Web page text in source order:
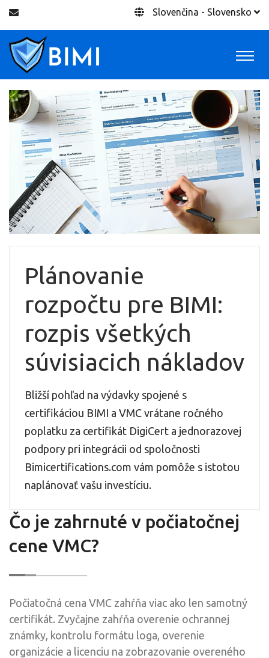
Slovenčina - Slovensko
Plánovanie
rozpočtu pre BIMI:
rozpis všetkých
súvisiacich nákladov
Bližší pohľad na výdavky spojené s
certifikáciou BIMI a VMC vrátane ročného
poplatku za certifikát DigiCert a jednorazovej
podpory pri integrácii od spoločnosti
Bimicertifications.com vám pomôže s istotou
naplánovať vašu investíciu.
Čo je zahrnuté v počiatočnej
cene VMC?
Počiatočná cena VMC zahŕňa viac ako len samotný
certifikát. Zvyčajne zahŕňa overenie ochrannej
známky, kontrolu formátu loga, overenie
organizácie a licenciu na zobrazovanie overeného